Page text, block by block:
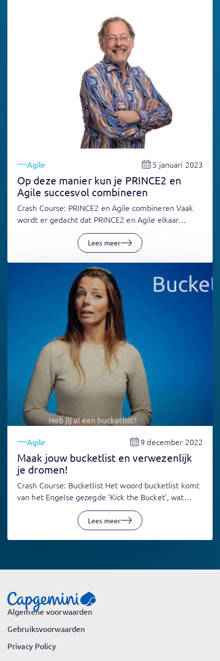
Agile 5 januari 2023
Op deze manier kun je PRINCE2 en
Agile succesvol combineren
Crash Course: PRINCE2 en Agile combineren Vaak
wordt er gedacht dat PRINCE2 en Agile elkaar…
Lees meer
Agile 9 december 2022
Maak jouw bucketlist en verwezenlijk
je dromen!
Crash Course: Bucketlist Het woord bucketlist komt
van het Engelse gezegde ‘Kick the Bucket’, wat…
Lees meer
Algemene voorwaarden
Gebruiksvoorwaarden
Privacy Policy